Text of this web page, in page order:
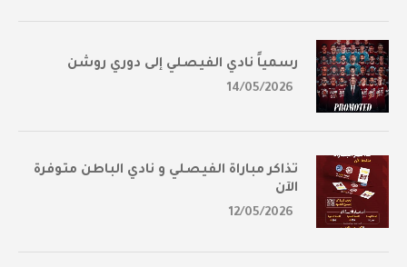
رسمياً نادي الفيصلي إلى دوري روشن
14/05/2026
تذاكر مباراة الفيصلي و نادي الباطن متوفرة
الآن
12/05/2026